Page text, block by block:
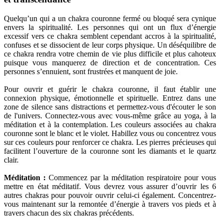
Quelqu’un qui a un chakra couronne fermé ou bloqué sera cynique
envers la spiritualité. Les personnes qui ont un flux d’énergie
excessif vers ce chakra semblent cependant accros à la spiritualité,
confuses et se dissocient de leur corps physique. Un déséquilibre de
ce chakra rendra votre chemin de vie plus difficile et plus cahoteux
puisque vous manquerez de direction et de concentration. Ces
personnes s’ennuient, sont frustrées et manquent de joie.
Pour ouvrir et guérir le chakra couronne, il faut établir une
connexion physique, émotionnelle et spirituelle. Entrez dans une
zone de silence sans distractions et permettez-vous d'écouter le son
de l'univers. Connectez-vous avec vous-même grâce au yoga, à la
méditation et à la contemplation. Les couleurs associées au chakra
couronne sont le blanc et le violet. Habillez vous ou concentrez vous
sur ces couleurs pour renforcer ce chakra. Les pierres précieuses qui
facilitent l’ouverture de la couronne sont les diamants et le quartz
clair.
Méditation : Commencez par la méditation respiratoire pour vous
mettre en état méditatif. Vous devrez vous assurer d’ouvrir les 6
autres chakras pour pouvoir ouvrir celui-ci également. Concentrez-
vous maintenant sur la remontée d’énergie à travers vos pieds et à
travers chacun des six chakras précédents.